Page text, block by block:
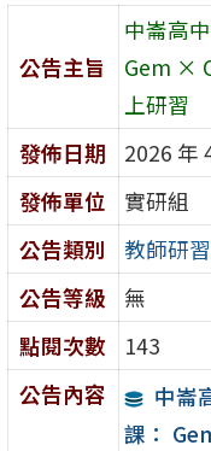
公告主旨
中崙高
Gem ×
上研習
發佈日期
2026 年
發佈單位
實研組
公告類別
教師研
公告等級
無
點閱次數
143
公告內容
中崙
課：